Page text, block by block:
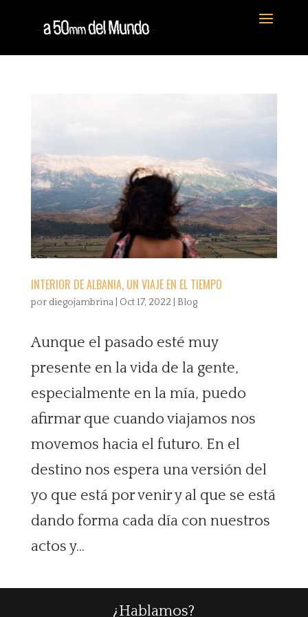
INTERIOR DE ALBANIA, UN VIAJE EN EL TIEMPO
por diegojambrina| Oct 17, 2022 Blog
Aunque el pasado esté muy
presente en la vida de la gente,
especialmente en la mía, puedo
afirmar que cuando viajamos nos
movemos hacia el futuro. En el
destino nos espera una versión del
yo que está por venir y al que se está
dando forma cada día con nuestros
actos y...
¿Hablamos?